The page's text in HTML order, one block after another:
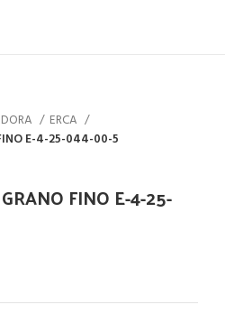
ERCA
E-4-25-044-00-5
FINO E-4-25-